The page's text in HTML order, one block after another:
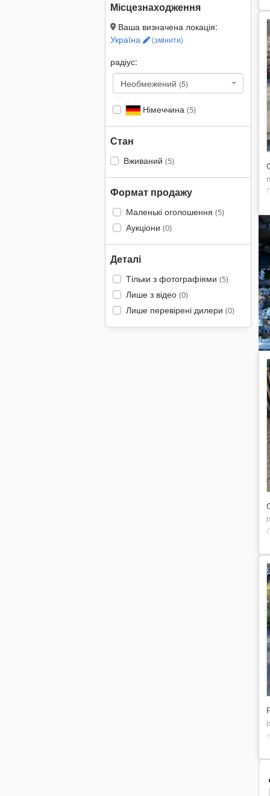
Місцезнаходження
Ваша визначена локація:
Україна
(змінити)
радіус:
Необмежений (5)
Німеччина (5)
Стан
Вживаний (5)
Формат продажу
Маленькі оголошення (5)
Аукціони (0)
Деталі
Тільки з фотографіями (5)
Лише з відео (0)
Лише перевірені дилери (0)